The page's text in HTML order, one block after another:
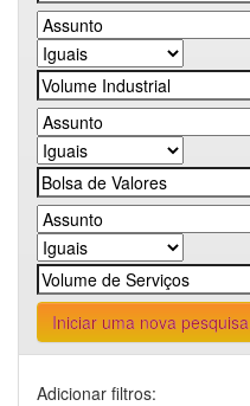
Iniciar uma nova pesquisa
Adicionar filtros: